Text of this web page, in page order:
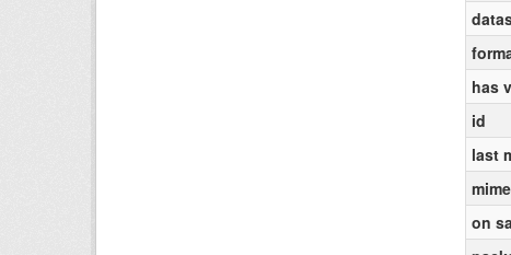
has
id
last
on